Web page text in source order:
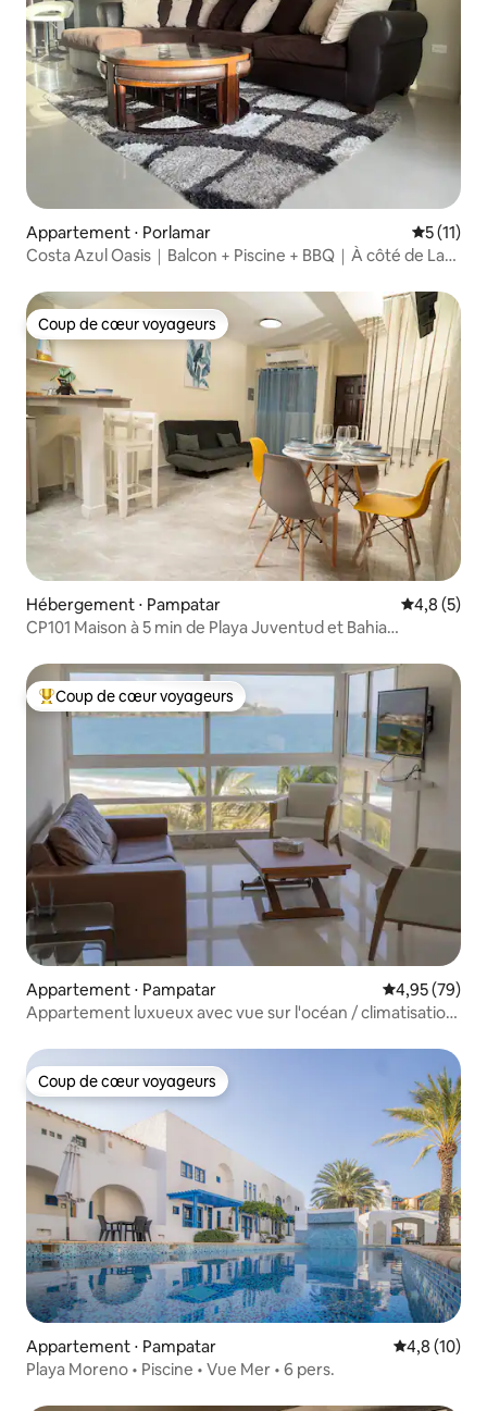
Appartement ⋅ Porlamar
5 (11)
Costa Azul Oasis｜Balcon + Piscine + BBQ｜À côté de La
Coup de cœur voyageurs
Coup de cœur voyageurs
Hébergement ⋅ Pampatar Évaluation
4,8 (5)
CP101 Maison à 5 min de Playa Juventud et Bahia
Coups de cœur voyageurs les plus appréciés
Coup de cœur voyageurs
Appartement ⋅ Pampatar Évaluation
4,95 (79)
Appartement luxueux avec vue sur l'océan / climatisation
Coup de cœur voyageurs
Coup de cœur voyageurs
Appartement ⋅ Pampatar Évaluation
4,8 (10)
Playa Moreno • Piscine • Vue Mer • 6 pers.